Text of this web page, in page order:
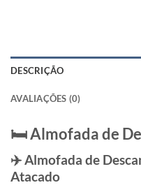
DESCRIÇÃO
AVALIAÇÕES (0)
🛏️ Almofada de
✈️ Almofada de
Atacado